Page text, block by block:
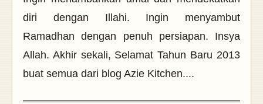
diri dengan Illahi. Ingin menyambut
Ramadhan dengan penuh persiapan. Insya
Allah. Akhir sekali, Selamat Tahun Baru 2013
buat semua dari blog Azie Kitchen....